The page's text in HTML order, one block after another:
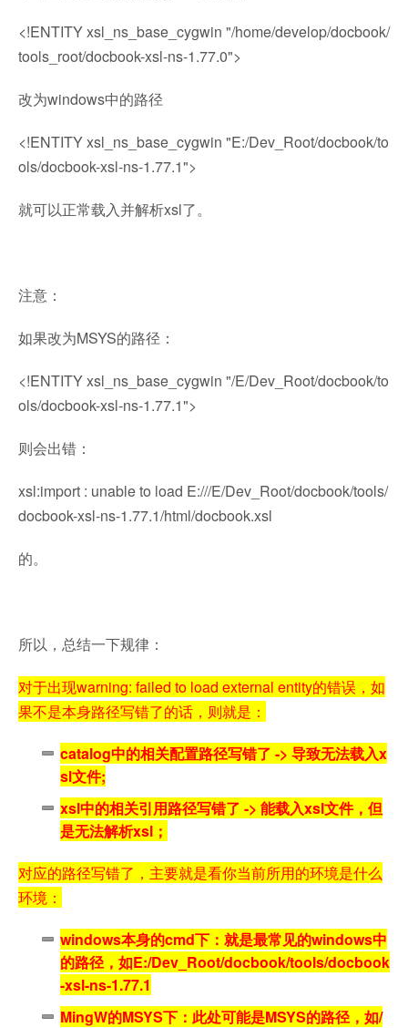
<!ENTITY xsl_ns_base_cygwin "/home/develop/docbook/
tools_root/docbook-xsl-ns-1.77.0">
改为windows中的路径
<!ENTITY xsl_ns_base_cygwin "E:/Dev_Root/docbook/to
ols/docbook-xsl-ns-1.77.1">
就可以正常载入并解析xsl了。
注意：
如果改为MSYS的路径：
<!ENTITY xsl_ns_base_cygwin "/E/Dev_Root/docbook/to
ols/docbook-xsl-ns-1.77.1">
则会出错：
xsl:import : unable to load E:///E/Dev_Root/docbook/tools/
docbook-xsl-ns-1.77.1/html/docbook.xsl
的。
所以，总结一下规律：
对于出现warning: failed to load external entity的错误，如
果不是本身路径写错了的话，则就是：
catalog中的相关配置路径写错了 -> 导致无法载入x
sl文件;
xsl中的相关引用路径写错了 -> 能载入xsl文件，但
是无法解析xsl；
对应的路径写错了，主要就是看你当前所用的环境是什么
环境：
windows本身的cmd下：就是最常见的windows中
的路径，如E:/Dev_Root/docbook/tools/docbook
-xsl-ns-1.77.1
MingW的MSYS下：此处可能是MSYS的路径，如/